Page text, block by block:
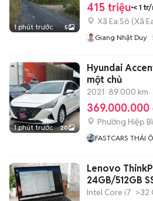
1 phút trước 5
415 triệu < 1 tr/
Xã Ea Sô (Xã
Giang Nhật Duy
1 phút trước 20
Hyundai
một chủ
2021 89.000 km
369.000.000
Phường Hiệp
FASTCARS THÁI
Lenovo
24GB/512GB
Intel Core i7 >32